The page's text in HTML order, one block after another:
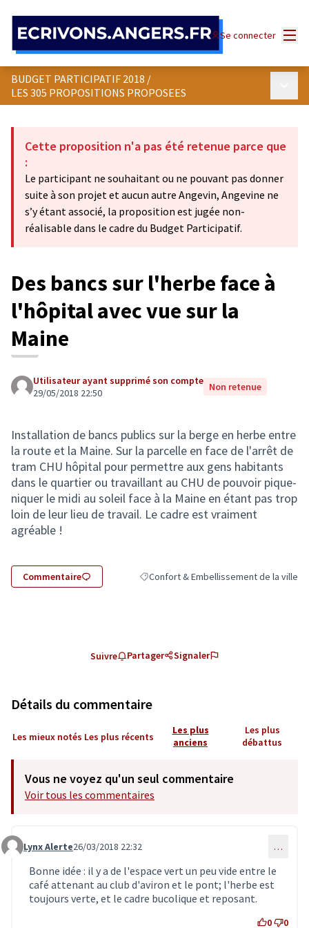
Se connecter
BUDGET PARTICIPATIF 2018 /
LES 305 PROPOSITIONS PROPOSEES
Cette proposition n'a pas été retenue parce que
:
Le participant ne souhaitant ou ne pouvant pas donner
suite à son projet et aucun autre Angevin, Angevine ne
s’y étant associé, la proposition est jugée non-
réalisable dans le cadre du Budget Participatif.
Des bancs sur l'herbe face à
l'hôpital avec vue sur la
Maine
Utilisateur ayant supprimé son compte
29/05/2018 22:50
Non retenue
Installation de bancs publics sur la berge en herbe entre
la route et la Maine. Sur la parcelle en face de l'arrêt de
tram CHU hôpital pour permettre aux gens habitants
dans le quartier ou travaillant au CHU de pouvoir pique-
niquer le midi au soleil face à la Maine en étant pas trop
loin de leur lieu de travail. Le cadre est vraiment
agréable !
Commentaire Filtrer les résultats de la catégorie :
Confort & Embellissement de la ville
Suivre Partager Signaler
Détails du commentaire
Les mieux notés Les plus récents
Les plus
anciens
Les plus
débattus
Vous ne voyez qu'un seul commentaire
Voir tous les commentaires
Commentaire 338
Lynx Alerte26/03/2018 22:32 …
Bonne idée : il y a de l'espace vert un peu vide entre le
café attenant au club d'aviron et le pont; l'herbe est
toujours verte, et le cadre bucolique et reposant.
0 0